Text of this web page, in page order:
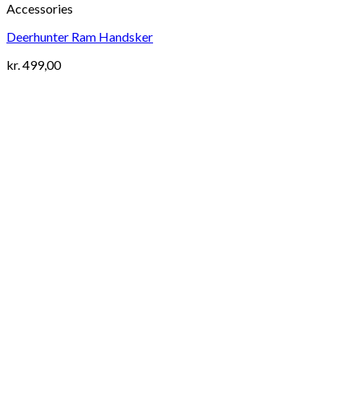
Accessories
Deerhunter Ram Handsker
kr.499,00